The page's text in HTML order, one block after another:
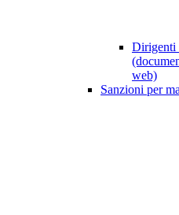
Dirigenti
web)
Sanzioni per